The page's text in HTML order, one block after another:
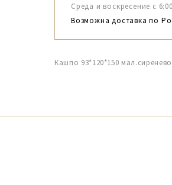
Среда и воскресение с
Возможна доставка по
Кашпо 93*120*150